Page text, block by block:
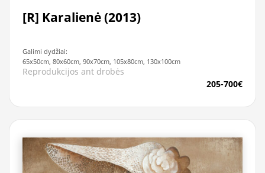
[R] Karalienė (2013)
Galimi dydžiai:
65x50cm, 80x60cm, 90x70cm, 105x80cm, 130x100cm
Reprodukcijos ant drobės
205-700€